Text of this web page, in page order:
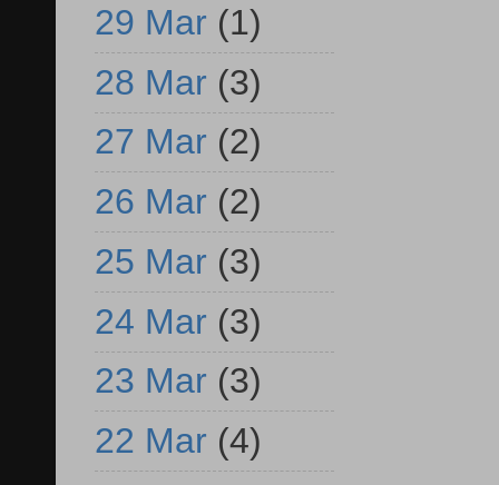
29 Mar (1)
28 Mar (3)
27 Mar (2)
26 Mar (2)
25 Mar (3)
24 Mar (3)
23 Mar (3)
22 Mar (4)